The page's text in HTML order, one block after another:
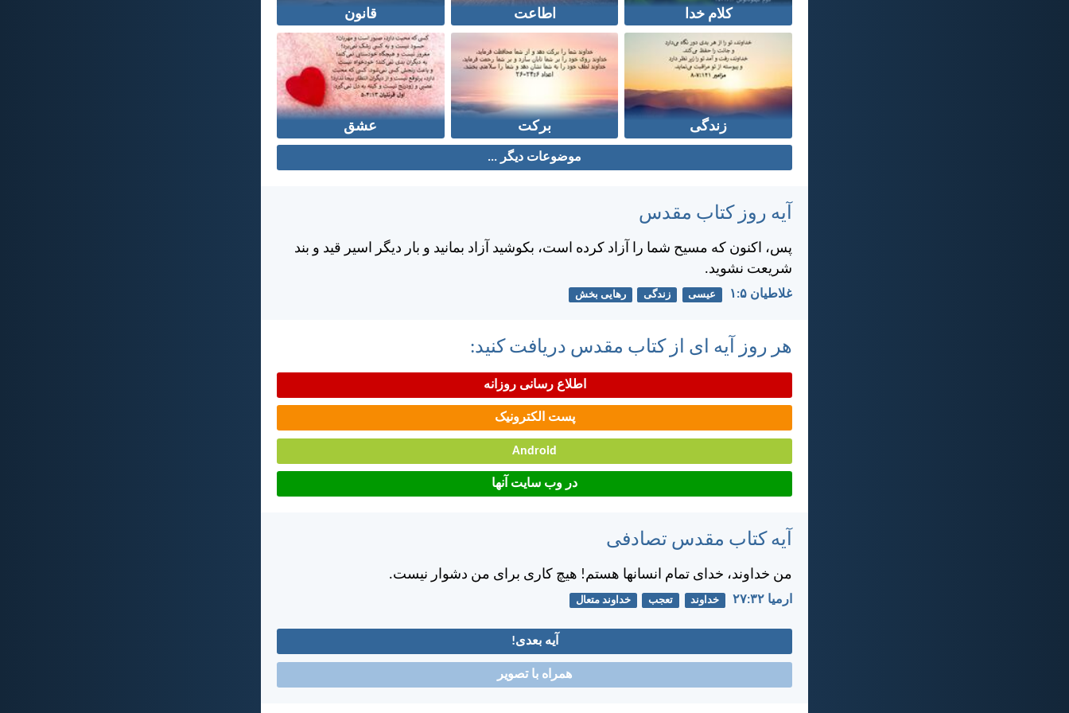
کلام خدا اطاعت قانون
زندگی برکت عشق
موضوعات دیگر ...
آیه روز کتاب مقدس
پس، اكنون كه مسيح شما را آزاد كرده است، بكوشيد آزاد بمانيد و بار ديگر اسير قيد و بند
شريعت نشويد.
غلاطيان ۵:‏۱ عیسی زندگی رهایی بخش
هر روز آیه ای از کتاب مقدس دریافت کنید:
اطلاع رسانی روزانه
پست الکترونیک
Android
در وب سایت آنها
آیه کتاب مقدس تصادفی
من خداوند، خدای تمام انسانها هستم! هيچ كاری برای من دشوار نيست.
ارميا ۳۲:‏۲۷ خداوند تعجب خداوند متعال
آیه بعدی!
همراه با تصویر